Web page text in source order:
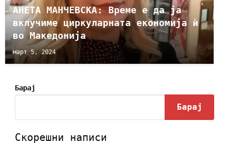
АНЕТА МАНЧЕВСКА: Време е да ја
вклучиме циркуларната економија ѝ
во Македонија
март 5, 2024
Барај
Барај
Скорешни написи